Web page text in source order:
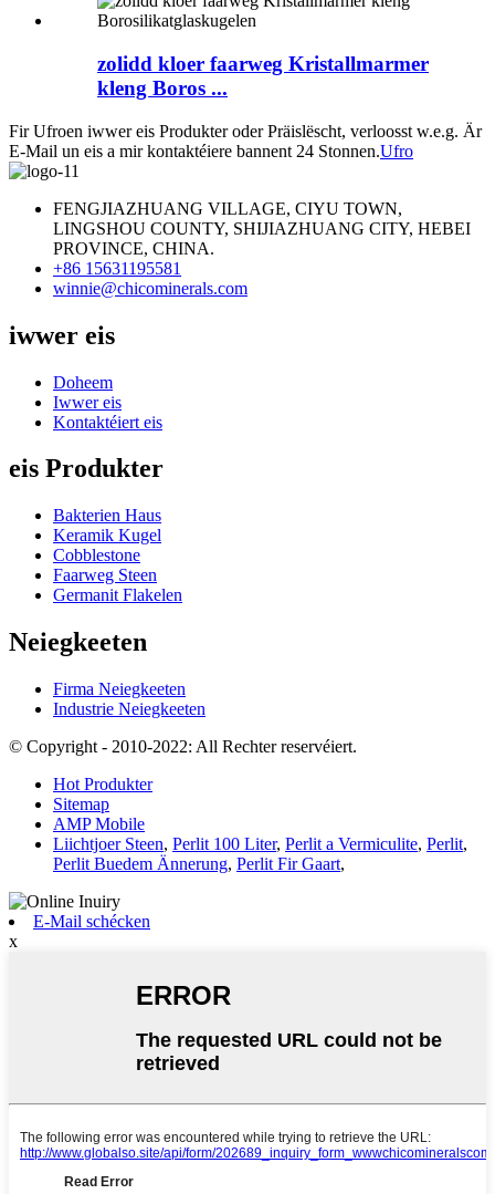
zolidd kloer faarweg Kristallmarmer
kleng Boros ...
Fir Ufroen iwwer eis Produkter oder Präislëscht, verloosst w.e.g. Är
E-Mail un eis a mir kontaktéiere bannent 24 Stonnen.Ufro
FENGJIAZHUANG VILLAGE, CIYU TOWN,
LINGSHOU COUNTY, SHIJIAZHUANG CITY, HEBEI
PROVINCE, CHINA.
+86 15631195581
winnie@chicominerals.com
iwwer eis
Doheem
Iwwer eis
Kontaktéiert eis
eis Produkter
Bakterien Haus
Keramik Kugel
Cobblestone
Faarweg Steen
Germanit Flakelen
Neiegkeeten
Firma Neiegkeeten
Industrie Neiegkeeten
© Copyright - 2010-2022: All Rechter reservéiert.
Hot Produkter
Sitemap
AMP Mobile
Liichtjoer Steen, Perlit 100 Liter, Perlit a Vermiculite, Perlit,
Perlit Buedem Ännerung, Perlit Fir Gaart,
E-Mail schécken
x